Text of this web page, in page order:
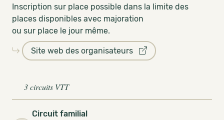
Inscription sur place possible dans la limite des
places disponibles avec majoration
ou sur place le jour même.
Site web des organisateurs
3 circuits VTT
Circuit familial